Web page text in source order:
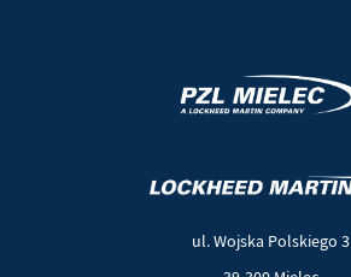
ul. Wojska Polskiego 3